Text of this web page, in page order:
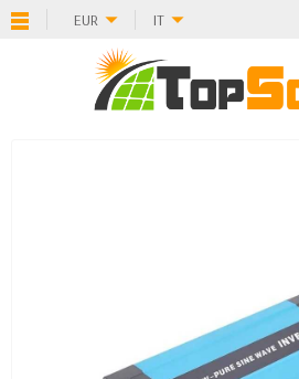
EUR IT